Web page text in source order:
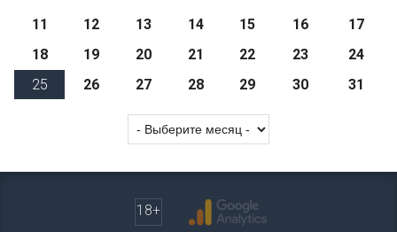
11
12 13 14 15 16
17
18
19 20 21 22 23
24
25
26 27 28 29 30 31
18+